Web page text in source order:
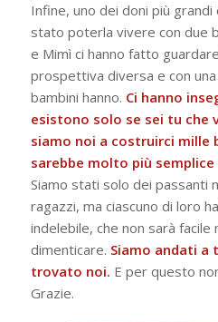
Infine, uno dei doni più
stato poterla vivere con due
e Mimì ci hanno fatto
prospettiva diversa e con
bambini hanno. Ci hanno
esistono solo se sei tu che
siamo noi a costruirci mille
sarebbe molto più
Siamo stati solo dei passanti
ragazzi, ma ciascuno di loro
indelebile, che non sarà facile
dimenticare. Siamo andati a
trovato noi. E per questo
Grazie.